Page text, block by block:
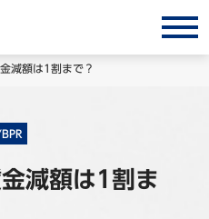
ューション
ーション
減額は1割まで？
減額は1割ま